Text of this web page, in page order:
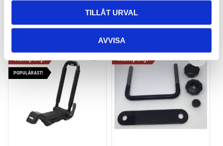
TILLÅT URVAL
AVVISA
POPULÄRAST!
Lägg till i favoriter Lägg